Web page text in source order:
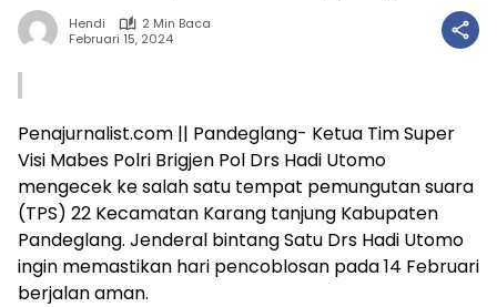
Hendi
2 Min Baca
Februari 15, 2024
Penajurnalist.com || Pandeglang- Ketua Tim Super
Visi Mabes Polri Brigjen Pol Drs Hadi Utomo
mengecek ke salah satu tempat pemungutan suara
(TPS) 22 Kecamatan Karang tanjung Kabupaten
Pandeglang. Jenderal bintang Satu Drs Hadi Utomo
ingin memastikan hari pencoblosan pada 14 Februari
berjalan aman.